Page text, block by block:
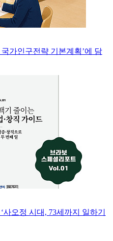
가인구전략 기본계획’에 담
사오정 시대, 73세까지 일하기